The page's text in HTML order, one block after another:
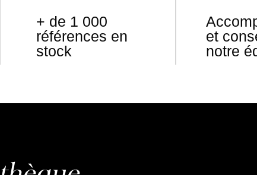
+ de 1 000
références en
stock
et
notre